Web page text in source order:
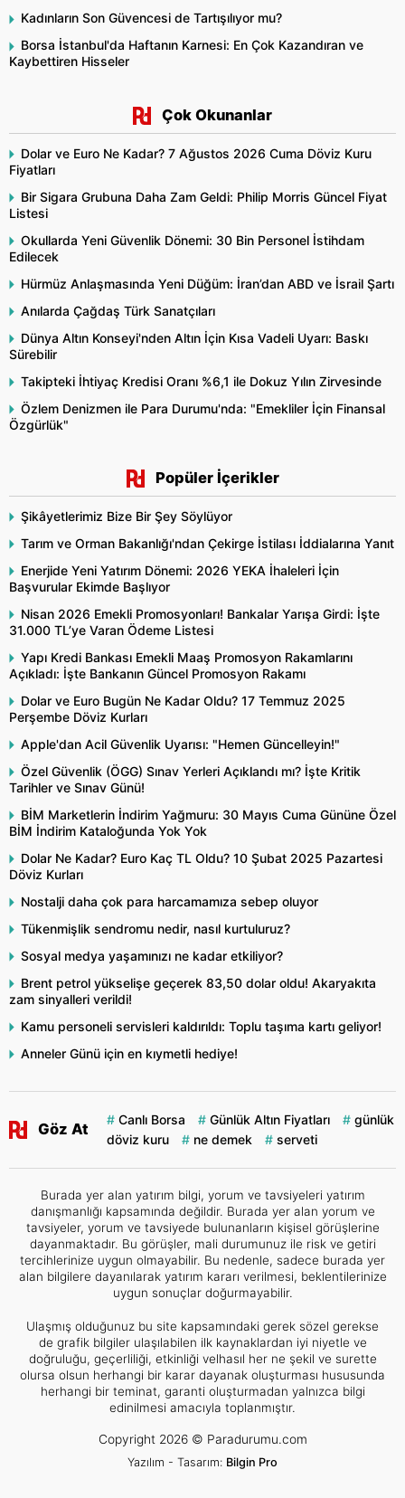
Kadınların Son Güvencesi de Tartışılıyor mu?
Borsa İstanbul'da Haftanın Karnesi: En Çok Kazandıran ve
Kaybettiren Hisseler
Çok Okunanlar
Dolar ve Euro Ne Kadar? 7 Ağustos 2026 Cuma Döviz Kuru
Fiyatları
Bir Sigara Grubuna Daha Zam Geldi: Philip Morris Güncel Fiyat
Listesi
Okullarda Yeni Güvenlik Dönemi: 30 Bin Personel İstihdam
Edilecek
Hürmüz Anlaşmasında Yeni Düğüm: İran’dan ABD ve İsrail Şartı
Anılarda Çağdaş Türk Sanatçıları
Dünya Altın Konseyi'nden Altın İçin Kısa Vadeli Uyarı: Baskı
Sürebilir
Takipteki İhtiyaç Kredisi Oranı %6,1 ile Dokuz Yılın Zirvesinde
Özlem Denizmen ile Para Durumu'nda: "Emekliler İçin Finansal
Özgürlük"
Popüler İçerikler
Şikâyetlerimiz Bize Bir Şey Söylüyor
Tarım ve Orman Bakanlığı'ndan Çekirge İstilası İddialarına Yanıt
Enerjide Yeni Yatırım Dönemi: 2026 YEKA İhaleleri İçin
Başvurular Ekimde Başlıyor
Nisan 2026 Emekli Promosyonları! Bankalar Yarışa Girdi: İşte
31.000 TL’ye Varan Ödeme Listesi
Yapı Kredi Bankası Emekli Maaş Promosyon Rakamlarını
Açıkladı: İşte Bankanın Güncel Promosyon Rakamı
Dolar ve Euro Bugün Ne Kadar Oldu? 17 Temmuz 2025
Perşembe Döviz Kurları
Apple'dan Acil Güvenlik Uyarısı: "Hemen Güncelleyin!"
Özel Güvenlik (ÖGG) Sınav Yerleri Açıklandı mı? İşte Kritik
Tarihler ve Sınav Günü!
BİM Marketlerin İndirim Yağmuru: 30 Mayıs Cuma Gününe Özel
BİM İndirim Kataloğunda Yok Yok
Dolar Ne Kadar? Euro Kaç TL Oldu? 10 Şubat 2025 Pazartesi
Döviz Kurları
Nostalji daha çok para harcamamıza sebep oluyor
Tükenmişlik sendromu nedir, nasıl kurtuluruz?
Sosyal medya yaşamınızı ne kadar etkiliyor?
Brent petrol yükselişe geçerek 83,50 dolar oldu! Akaryakıta
zam sinyalleri verildi!
Kamu personeli servisleri kaldırıldı: Toplu taşıma kartı geliyor!
Anneler Günü için en kıymetli hediye!
Göz At
Canlı Borsa Günlük Altın Fiyatları
günlük
döviz kuru
ne demek serveti
Burada yer alan yatırım bilgi, yorum ve tavsiyeleri yatırım
danışmanlığı kapsamında değildir. Burada yer alan yorum ve
tavsiyeler, yorum ve tavsiyede bulunanların kişisel görüşlerine
dayanmaktadır. Bu görüşler, mali durumunuz ile risk ve getiri
tercihlerinize uygun olmayabilir. Bu nedenle, sadece burada yer
alan bilgilere dayanılarak yatırım kararı verilmesi, beklentilerinize
uygun sonuçlar doğurmayabilir.
Ulaşmış olduğunuz bu site kapsamındaki gerek sözel gerekse
de grafik bilgiler ulaşılabilen ilk kaynaklardan iyi niyetle ve
doğruluğu, geçerliliği, etkinliği velhasıl her ne şekil ve surette
olursa olsun herhangi bir karar dayanak oluşturması hususunda
herhangi bir teminat, garanti oluşturmadan yalnızca bilgi
edinilmesi amacıyla toplanmıştır.
Copyright 2026 © Paradurumu.com
Yazılım - Tasarım: Bilgin Pro